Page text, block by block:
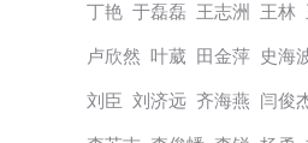
丁艳 于磊磊 王志洲 王林
卢欣然 叶葳 田金萍 史海
刘臣 刘济远 齐海燕 闫俊